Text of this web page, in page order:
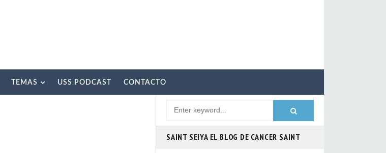
TEMAS USS PODCAST CONTACTO
SAINT SEIYA EL BLOG DE CANCER SAINT